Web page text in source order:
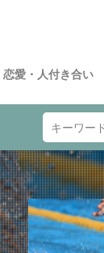
恋愛・人付き合い